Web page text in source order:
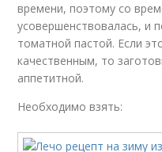
времени, поэтому со
усовершенствовалась, и
томатной пастой. Если
качественным, то
аппетитной.
Необходимо взять: